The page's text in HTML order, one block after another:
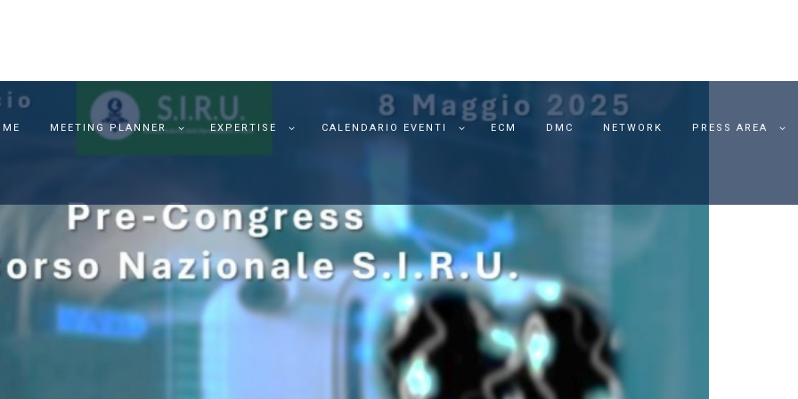
MEETING PLANNER EXPERTISE CALENDARIO EVENTI ECM DMC NETWORK PRESS AREA